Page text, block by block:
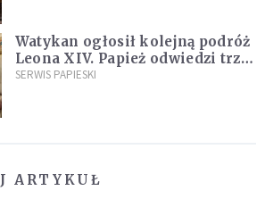
Watykan ogłosił kolejną podróż
Leona XIV. Papież odwiedzi trzy
kraje Ameryki Południowej
SERWIS PAPIESKI
ARTYKUŁ